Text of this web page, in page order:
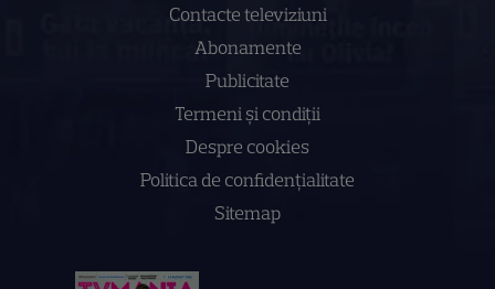
Contacte televiziuni
Abonamente
Publicitate
Termeni și condiții
Despre cookies
Politica de confidenţialitate
Sitemap